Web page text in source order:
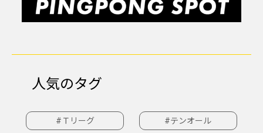
人気のタグ
#Ｔリーグ #テンオール